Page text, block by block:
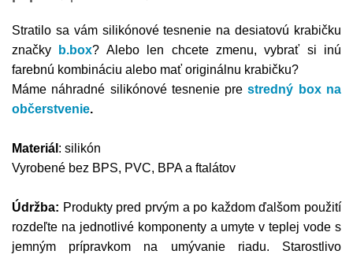
Stratilo sa vám silikónové tesnenie na desiatovú krabičku
značky
b.box? Alebo len chcete zmenu, vybrať si inú
farebnú kombináciu alebo mať originálnu krabičku?
Máme náhradné silikónové tesnenie prestredný box na
občerstvenie.
Materiál : silikón
Vyrobené bez BPS, PVC, BPA a ftalátov
Údržba: Produkty pred prvým a po každom ďalšom použití
rozdeľte na jednotlivé komponenty a umyte v teplej vode s
jemným prípravkom na umývanie riadu. Starostlivo